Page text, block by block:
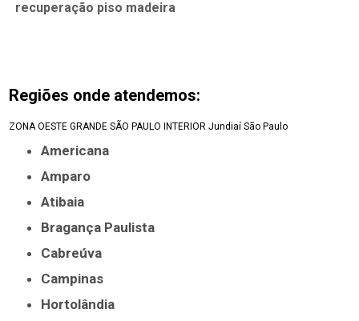
recuperação piso madeira
Regiões onde atendemos:
ZONA OESTE GRANDE SÃO PAULO INTERIOR Jundiaí São Paulo
Americana
Amparo
Atibaia
Bragança Paulista
Cabreúva
Campinas
Hortolândia